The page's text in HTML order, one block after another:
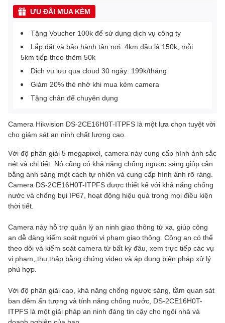
ƯU ĐÃI MUA KÈM
Tặng Voucher 100k để sử dụng dịch vụ công ty
Lắp đặt và bảo hành tận nơi: 4km đầu là 150k, mỗi
5km tiếp theo thêm 50k
Dịch vụ lưu qua cloud 30 ngày: 199k/tháng
Giảm 20% thẻ nhớ khi mua kèm camera
Tặng chân đế chuyên dụng
Camera Hikvision DS-2CE16H0T-ITPFS là một lựa chọn tuyệt vời
cho giám sát an ninh chất lượng cao.
Với độ phân giải 5 megapixel, camera này cung cấp hình ảnh sắc
nét và chi tiết. Nó cũng có khả năng chống ngược sáng giúp cân
bằng ánh sáng một cách tự nhiên và cung cấp hình ảnh rõ ràng.
Camera DS-2CE16H0T-ITPFS được thiết kế với khả năng chống
nước và chống bụi IP67, hoạt động hiệu quả trong mọi điều kiện
thời tiết.
Camera này hỗ trợ quản lý an ninh giao thông từ xa, giúp công
an dễ dàng kiểm soát người vi phạm giao thông. Công an có thể
theo dõi và kiểm soát camera từ bất kỳ đâu, xem trực tiếp các vụ
vi phạm, thu thập bằng chứng video và áp dụng biện pháp xử lý
phù hợp.
Với độ phân giải cao, khả năng chống ngược sáng, tầm quan sát
ban đêm ấn tượng và tính năng chống nước, DS-2CE16H0T-
ITPFS là một giải pháp an ninh đáng tin cậy cho ngôi nhà và